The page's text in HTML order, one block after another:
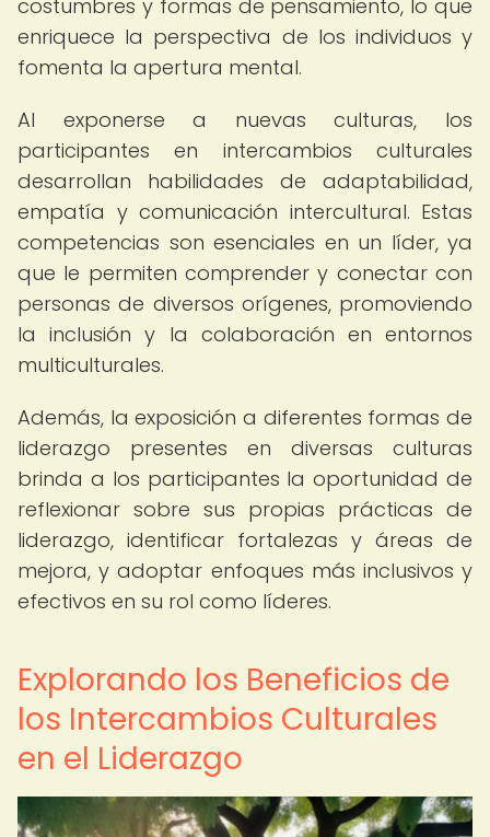
costumbres y formas de pensamiento, lo que
enriquece la perspectiva de los individuos y
fomenta la apertura mental.
Al exponerse a nuevas culturas, los
participantes en intercambios culturales
desarrollan habilidades de adaptabilidad,
empatía y comunicación intercultural. Estas
competencias son esenciales en un líder, ya
que le permiten comprender y conectar con
personas de diversos orígenes, promoviendo
la inclusión y la colaboración en entornos
multiculturales.
Además, la exposición a diferentes formas de
liderazgo presentes en diversas culturas
brinda a los participantes la oportunidad de
reflexionar sobre sus propias prácticas de
liderazgo, identificar fortalezas y áreas de
mejora, y adoptar enfoques más inclusivos y
efectivos en su rol como líderes.
Explorando los Beneficios de
los Intercambios Culturales
en el Liderazgo